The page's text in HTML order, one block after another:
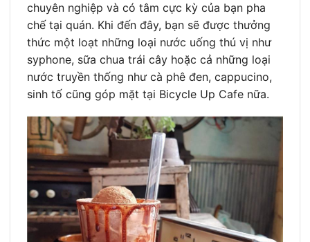
chuyên nghiệp và có tâm cực kỳ của bạn pha
chế tại quán. Khi đến đây, bạn sẽ được thưởng
thức một loạt những loại nước uống thú vị như
syphone, sữa chua trái cây hoặc cả những loại
nước truyền thống như cà phê đen, cappucino,
sinh tố cũng góp mặt tại Bicycle Up Cafe nữa.